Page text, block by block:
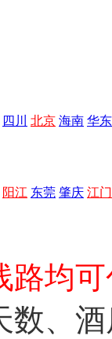
四川 北京 海南 华东
阳江 东莞 肇庆 江门
路均
数、